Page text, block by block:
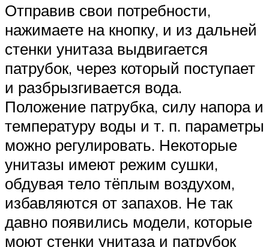
Отправив свои потребности,
нажимаете на кнопку, и из дальней
стенки унитаза выдвигается
патрубок, через который поступает
и разбрызгивается вода.
Положение патрубка, силу напора и
температуру воды и т. п. параметры
можно регулировать. Некоторые
унитазы имеют режим сушки,
обдувая тело тёплым воздухом,
избавляются от запахов. Не так
давно появились модели, которые
моют стенки унитаза и патрубок